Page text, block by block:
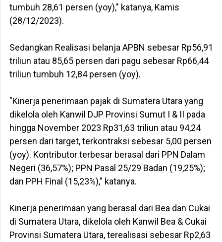
tumbuh 28,61 persen (yoy)," katanya, Kamis
(28/12/2023).
Sedangkan Realisasi belanja APBN sebesar Rp56,91
triliun atau 85,65 persen dari pagu sebesar Rp66,44
triliun tumbuh 12,84 persen (yoy).
"Kinerja penerimaan pajak di Sumatera Utara yang
dikelola oleh Kanwil DJP Provinsi Sumut I & II pada
hingga November 2023 Rp31,63 triliun atau 94,24
persen dari target, terkontraksi sebesar 5,00 persen
(yoy). Kontributor terbesar berasal dari PPN Dalam
Negeri (36,57%); PPN Pasal 25/29 Badan (19,25%);
dan PPH Final (15,23%)," katanya.
Kinerja penerimaan yang berasal dari Bea dan Cukai
di Sumatera Utara, dikelola oleh Kanwil Bea & Cukai
Provinsi Sumatera Utara, terealisasi sebesar Rp2,63